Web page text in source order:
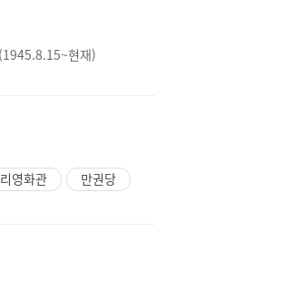
현재)
영화관 만권당